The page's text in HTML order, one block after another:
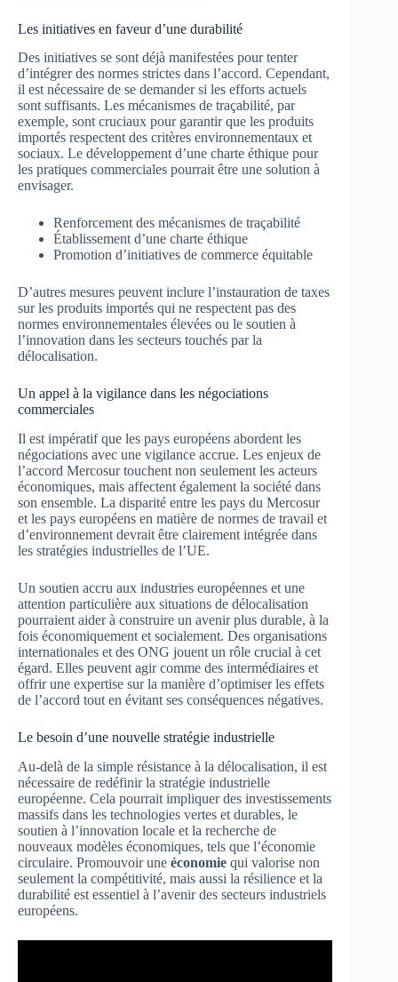
Les initiatives en faveur d’une durabilité
Des initiatives se sont déjà manifestées pour tenter
d’intégrer des normes strictes dans l’accord. Cependant,
il est nécessaire de se demander si les efforts actuels
sont suffisants. Les mécanismes de traçabilité, par
exemple, sont cruciaux pour garantir que les produits
importés respectent des critères environnementaux et
sociaux. Le développement d’une charte éthique pour
les pratiques commerciales pourrait être une solution à
envisager.
Renforcement des mécanismes de traçabilité
Établissement d’une charte éthique
Promotion d’initiatives de commerce équitable
D’autres mesures peuvent inclure l’instauration de taxes
sur les produits importés qui ne respectent pas des
normes environnementales élevées ou le soutien à
l’innovation dans les secteurs touchés par la
délocalisation.
Un appel à la vigilance dans les négociations
commerciales
Il est impératif que les pays européens abordent les
négociations avec une vigilance accrue. Les enjeux de
l’accord Mercosur touchent non seulement les acteurs
économiques, mais affectent également la société dans
son ensemble. La disparité entre les pays du Mercosur
et les pays européens en matière de normes de travail et
d’environnement devrait être clairement intégrée dans
les stratégies industrielles de l’UE.
Un soutien accru aux industries européennes et une
attention particulière aux situations de délocalisation
pourraient aider à construire un avenir plus durable, à la
fois économiquement et socialement. Des organisations
internationales et des ONG jouent un rôle crucial à cet
égard. Elles peuvent agir comme des intermédiaires et
offrir une expertise sur la manière d’optimiser les effets
de l’accord tout en évitant ses conséquences négatives.
Le besoin d’une nouvelle stratégie industrielle
Au-delà de la simple résistance à la délocalisation, il est
nécessaire de redéfinir la stratégie industrielle
européenne. Cela pourrait impliquer des investissements
massifs dans les technologies vertes et durables, le
soutien à l’innovation locale et la recherche de
nouveaux modèles économiques, tels que l’économie
circulaire. Promouvoir une économie qui valorise non
seulement la compétitivité, mais aussi la résilience et la
durabilité est essentiel à l’avenir des secteurs industriels
européens.